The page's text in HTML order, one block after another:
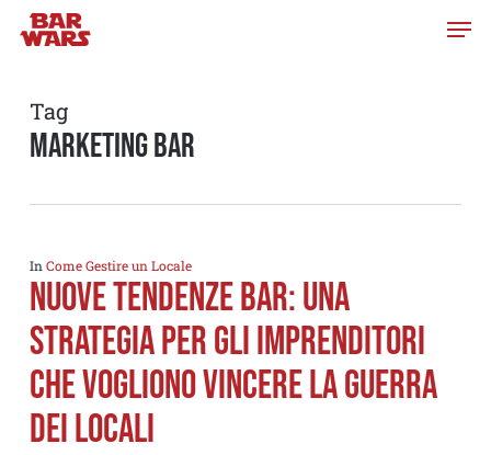
Skip
content
Tag
marketing bar
In Come Gestire un Locale
Nuove tendenze bar: una
strategia per gli imprenditori
che vogliono vincere la guerra
dei locali